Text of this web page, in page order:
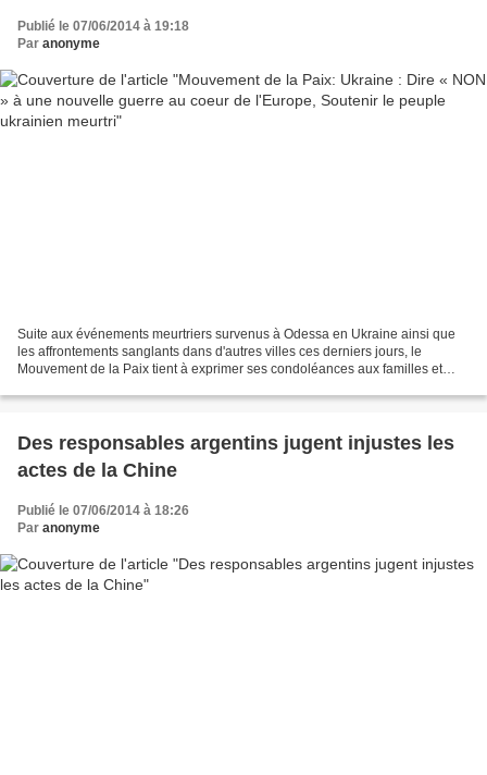
Publié le 07/06/2014 à 19:18
Par anonyme
Suite aux événements meurtriers survenus à Odessa en Ukraine ainsi que
les affrontements sanglants dans d'autres villes ces derniers jours, le
Mouvement de la Paix tient à exprimer ses condoléances aux familles et
Des responsables argentins jugent injustes les
actes de la Chine
Publié le 07/06/2014 à 18:26
Par anonyme